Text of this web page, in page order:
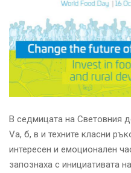
В седмицата на Световния
Vа, б, в и техните класни
интересен и емоционален
запознаха с инициативата